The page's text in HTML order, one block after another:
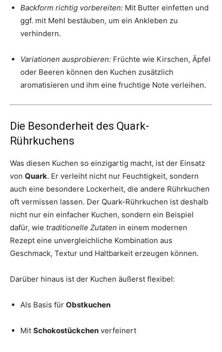
Backform richtig vorbereiten: Mit Butter einfetten und
ggf. mit Mehl bestäuben, um ein Ankleben zu
verhindern.
Variationen ausprobieren: Früchte wie Kirschen, Äpfel
oder Beeren können den Kuchen zusätzlich
aromatisieren und ihm eine fruchtige Note verleihen.
Die Besonderheit des Quark-
Rührkuchens
Was diesen Kuchen so einzigartig macht, ist der Einsatz
von Quark. Er verleiht nicht nur Feuchtigkeit, sondern
auch eine besondere Lockerheit, die andere Rührkuchen
oft vermissen lassen. Der Quark-Rührkuchen ist deshalb
nicht nur ein einfacher Kuchen, sondern ein Beispiel
dafür, wie traditionelle Zutaten in einem modernen
Rezept eine unvergleichliche Kombination aus
Geschmack, Textur und Haltbarkeit erzeugen können.
Darüber hinaus ist der Kuchen äußerst flexibel:
Als Basis für Obstkuchen
Mit Schokostückchen verfeinert